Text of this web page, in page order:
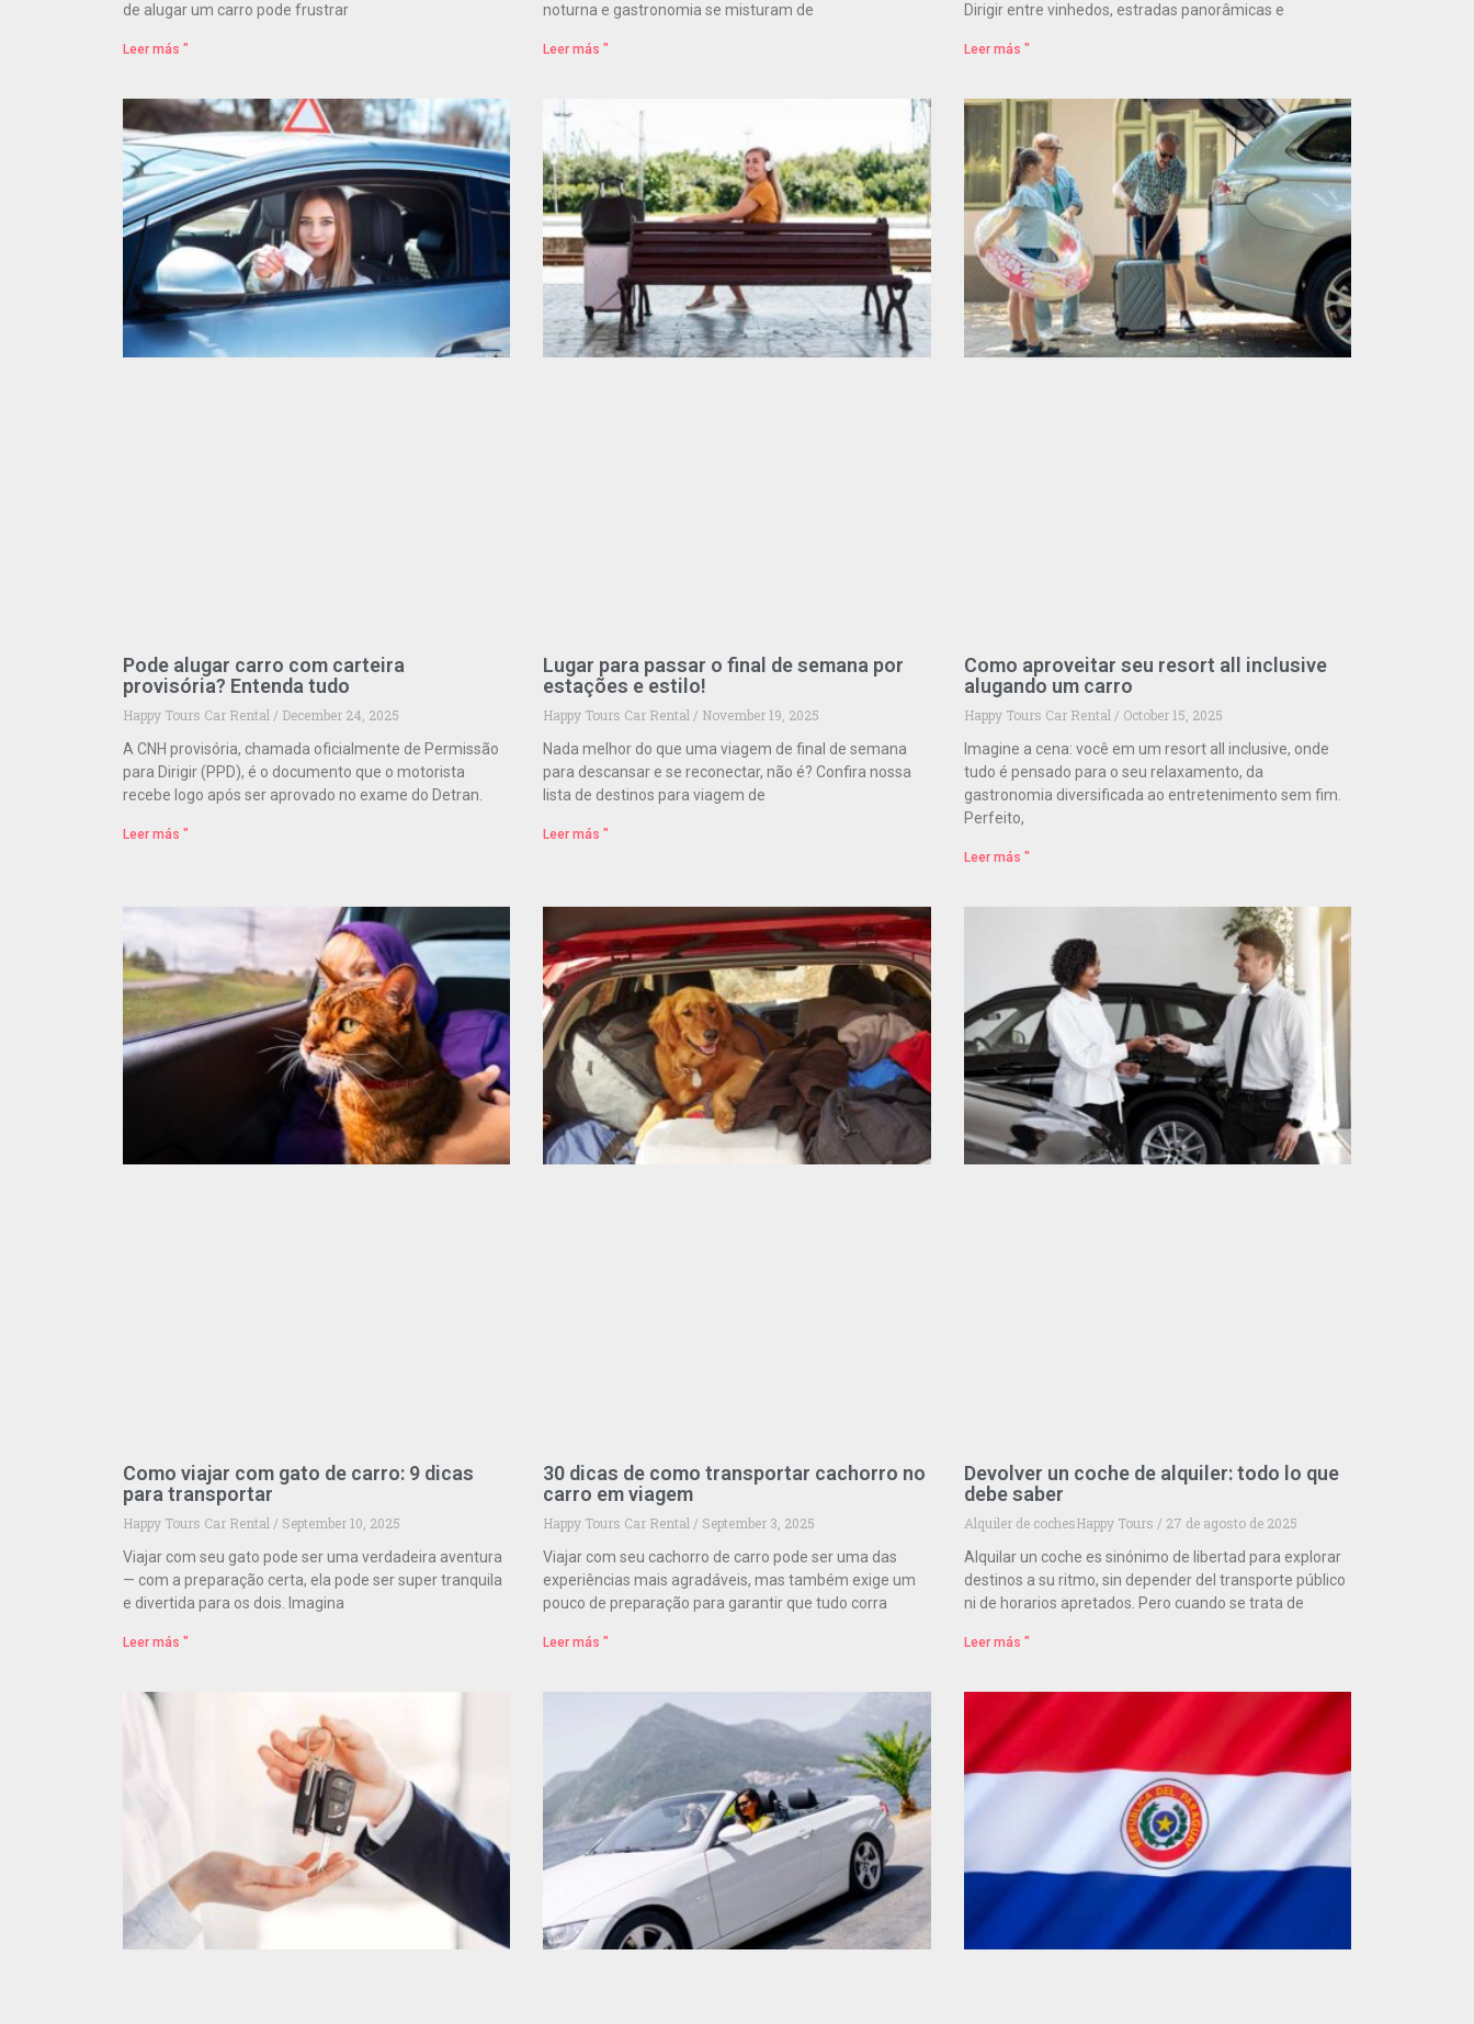
de alugar um carro pode frustrar
Leer más "
noturna e gastronomia se misturam de
Leer más "
Dirigir entre vinhedos, estradas panorâmicas e
Leer más "
Pode alugar carro com carteira
provisória? Entenda tudo
Happy Tours Car Rental
December 24, 2025
A CNH provisória, chamada oficialmente de Permissão
para Dirigir (PPD), é o documento que o motorista
recebe logo após ser aprovado no exame do Detran.
Leer más "
Lugar para passar o final de semana por
estações e estilo!
Happy Tours Car Rental
November 19, 2025
Nada melhor do que uma viagem de final de semana
para descansar e se reconectar, não é? Confira nossa
lista de destinos para viagem de
Leer más "
Como aproveitar seu resort all inclusive
alugando um carro
Happy Tours Car Rental
October 15, 2025
Imagine a cena: você em um resort all inclusive, onde
tudo é pensado para o seu relaxamento, da
gastronomia diversificada ao entretenimento sem fim.
Perfeito,
Leer más "
Como viajar com gato de carro: 9 dicas
para transportar
Happy Tours Car Rental
September 10, 2025
Viajar com seu gato pode ser uma verdadeira aventura
— com a preparação certa, ela pode ser super tranquila
e divertida para os dois. Imagina
Leer más "
30 dicas de como transportar cachorro no
carro em viagem
Happy Tours Car Rental
September 3, 2025
Viajar com seu cachorro de carro pode ser uma das
experiências mais agradáveis, mas também exige um
pouco de preparação para garantir que tudo corra
Leer más "
Devolver un coche de alquiler: todo lo que
debe saber
Alquiler de cochesHappy Tours
27 de agosto de 2025
Alquilar un coche es sinónimo de libertad para explorar
destinos a su ritmo, sin depender del transporte público
ni de horarios apretados. Pero cuando se trata de
Leer más "